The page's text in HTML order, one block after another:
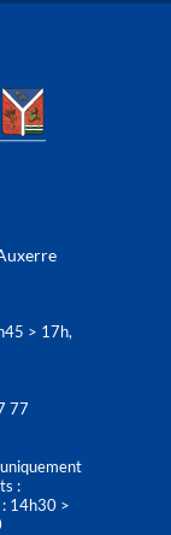
> 17h,
77
:
14h30 >